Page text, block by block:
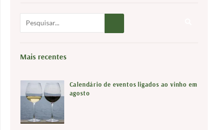
u
Mais recentes
Calendário de eventos ligados ao vinho em
agosto